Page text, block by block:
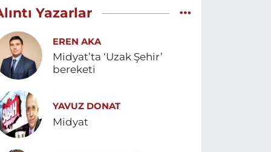
Yazarlar
EREN AKA
Midyat’ta ‘Uzak Şehir’
bereketi
YAVUZ DONAT
Midyat